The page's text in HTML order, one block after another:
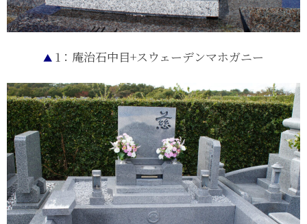
▲ 1：庵治石中目+スウェーデンマホガニー